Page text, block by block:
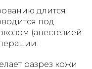
длится
под
(анестезией
разрез кожи